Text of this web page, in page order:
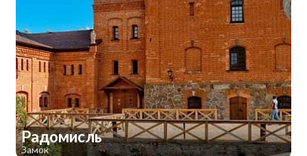
Радомисль
Замок